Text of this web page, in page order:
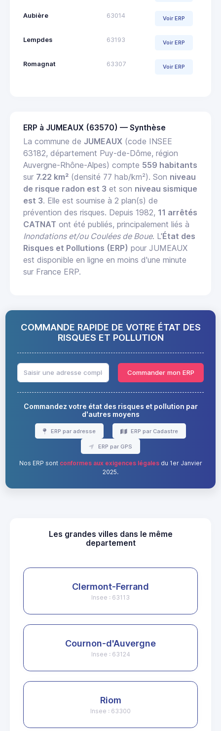
Aubière 63014 Voir ERP
Lempdes 63193 Voir ERP
Romagnat 63307 Voir ERP
ERP à JUMEAUX (63570) — Synthèse
La commune de JUMEAUX (code INSEE
63182, département Puy-de-Dôme, région
Auvergne-Rhône-Alpes) compte 559 habitants
sur 7.22 km² (densité 77 hab/km²). Son niveau
de risque radon est 3 et son niveau sismique
est 3. Elle est soumise à 2 plan(s) de
prévention des risques. Depuis 1982, 11 arrêtés
CATNAT ont été publiés, principalement liés à
Inondations et/ou Coulées de Boue. L'État des
Risques et Pollutions (ERP) pour JUMEAUX
est disponible en ligne en moins d'une minute
sur France ERP.
COMMANDE RAPIDE DE VOTRE ÉTAT DES
RISQUES ET POLLUTION
Commander mon ERP
Commandez votre état des risques et pollution par
d'autres moyens
ERP par adresse ERP par Cadastre
ERP par GPS
Nos ERP sont conformes aux exigences légalesdu 1er Janvier
2025.
Les grandes villes dans le même
departement
Clermont-Ferrand
Insee : 63113
Cournon-d'Auvergne
Insee : 63124
Riom
Insee : 63300